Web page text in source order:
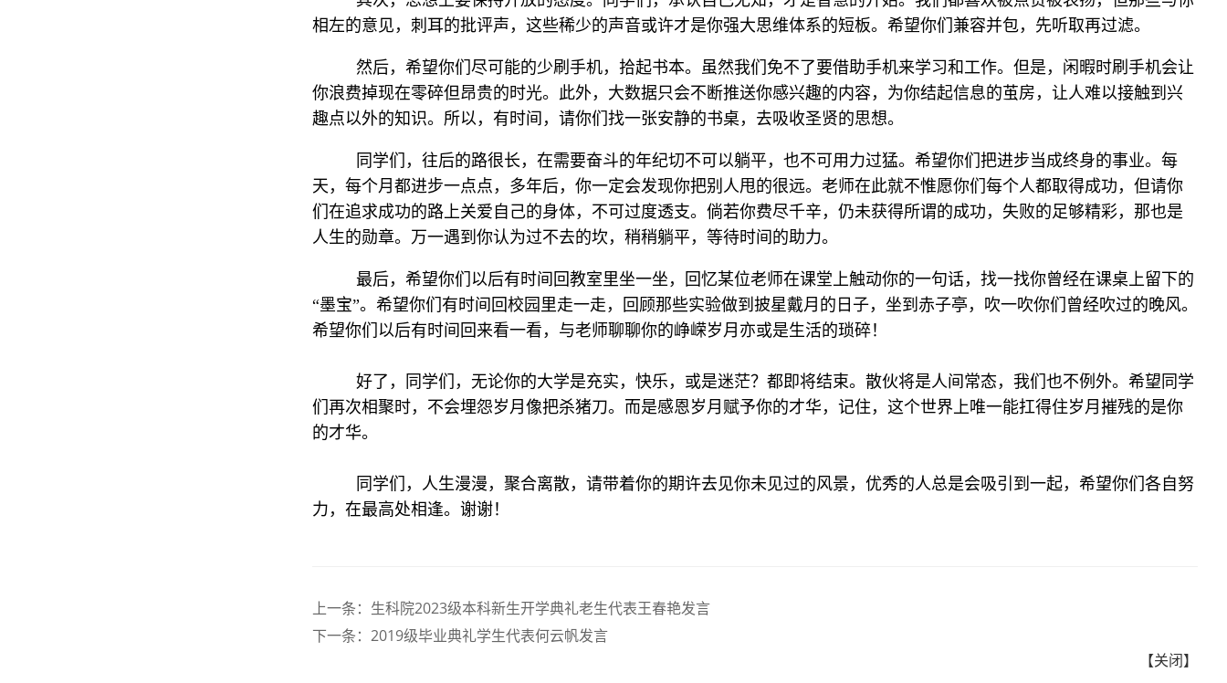
相左的意见，刺耳的批评声，这些稀少的声音或许才是你强大思维体系的短板。希望你们兼容并包，先听取再过滤。
然后，希望你们尽可能的少刷手机，拾起书本。虽然我们免不了要借助手机来学习和工作。但是，闲暇时刷手机会让
你浪费掉现在零碎但昂贵的时光。此外，大数据只会不断推送你感兴趣的内容，为你结起信息的茧房，让人难以接触到兴
趣点以外的知识。所以，有时间，请你们找一张安静的书桌，去吸收圣贤的思想。
同学们，往后的路很长，在需要奋斗的年纪切不可以躺平，也不可用力过猛。希望你们把进步当成终身的事业。每
天，每个月都进步一点点，多年后，你一定会发现你把别人甩的很远。老师在此就不惟愿你们每个人都取得成功，但请你
们在追求成功的路上关爱自己的身体，不可过度透支。倘若你费尽千辛，仍未获得所谓的成功，失败的足够精彩，那也是
人生的勋章。万一遇到你认为过不去的坎，稍稍躺平，等待时间的助力。
最后，希望你们以后有时间回教室里坐一坐，回忆某位老师在课堂上触动你的一句话，找一找你曾经在课桌上留下的
“墨宝”。希望你们有时间回校园里走一走，回顾那些实验做到披星戴月的日子，坐到赤子亭，吹一吹你们曾经吹过的晚风。
希望你们以后有时间回来看一看，与老师聊聊你的峥嵘岁月亦或是生活的琐碎！
好了，同学们，无论你的大学是充实，快乐，或是迷茫？都即将结束。散伙将是人间常态，我们也不例外。希望同学
们再次相聚时，不会埋怨岁月像把杀猪刀。而是感恩岁月赋予你的才华，记住，这个世界上唯一能扛得住岁月摧残的是你
的才华。
同学们，人生漫漫，聚合离散，请带着你的期许去见你未见过的风景，优秀的人总是会吸引到一起，希望你们各自努
力，在最高处相逢。谢谢！
上一条： 生科院2023级本科新生开学典礼老生代表王春艳发言
下一条： 2019级毕业典礼学生代表何云帆发言
【关闭】